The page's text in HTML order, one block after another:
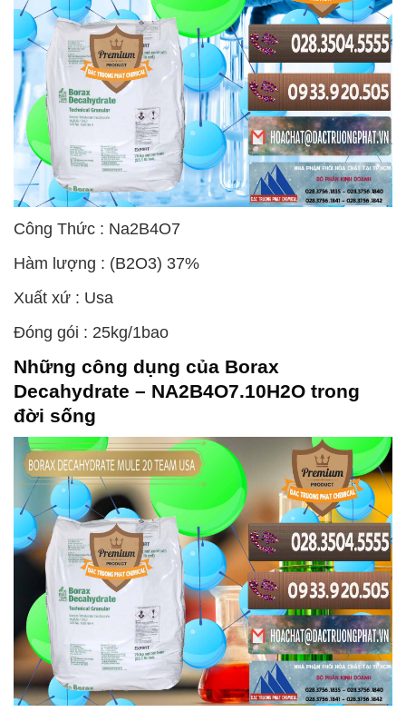
Công Thức : Na2B4O7
Hàm lượng : (B2O3) 37%
Xuất xứ : Usa
Đóng gói : 25kg/1bao
Những công dụng của Borax
Decahydrate – NA2B4O7.10H2O trong
đời sống